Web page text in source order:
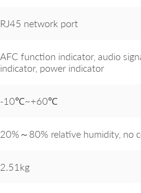
RJ45 network port
AFC function indicator, audio
indicator, power indicator
-10℃~+60℃
20%～80% relative humidity, no
2.51kg